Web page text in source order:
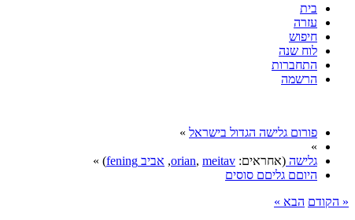
בית
עזרה
חיפוש
לוח שנה
התחברות
הרשמה
פורום גלישה הגדול בישראל »
»
גלישה (אחראים: orian, meitav
, אביב fening
) »
היוםם גליםם סוסים
« הקודם הבא »